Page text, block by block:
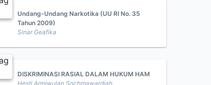
Undang-Undang Narkotika (UU RI No. 35
Tahun 2009)
Sinar Geafika
DISKRIMINASI RASIAL DALAM HUKUM HAM
Hesti Armiwulan Sochmawardiah